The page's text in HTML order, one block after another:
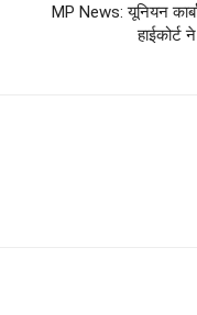
MP News: यूनियन
हाईकोर्ट